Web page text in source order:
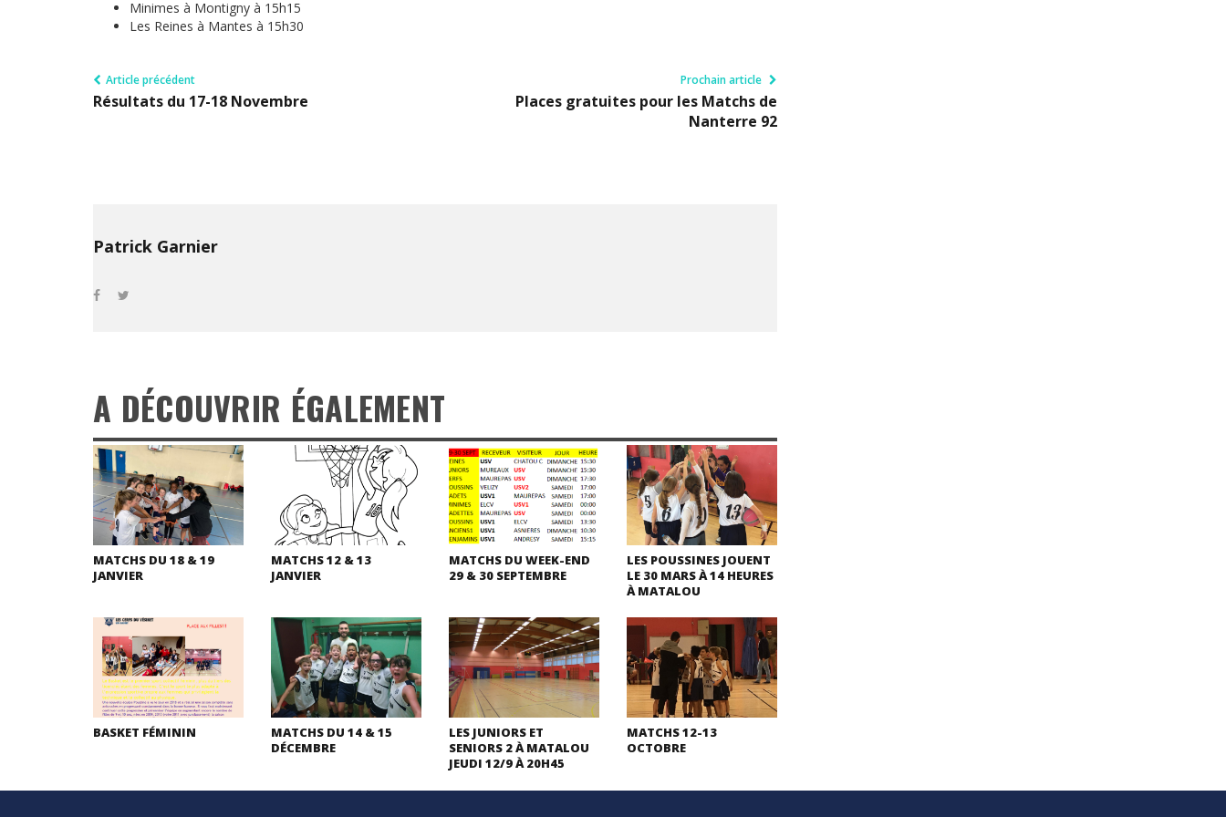
Minimes à Montigny à 15h15
Les Reines à Mantes à 15h30
Article précédent
Résultats du 17-18 Novembre
Prochain article
Places gratuites pour les Matchs de
Nanterre 92
Patrick Garnier
A DÉCOUVRIR ÉGALEMENT
MATCHS DU 18 & 19
JANVIER
MATCHS 12 & 13
JANVIER
MATCHS DU WEEK-END
29 & 30 SEPTEMBRE
LES POUSSINES JOUENT
LE 30 MARS À 14 HEURES
À MATALOU
BASKET FÉMININ
MATCHS DU 14 & 15
DÉCEMBRE
LES JUNIORS ET
SENIORS 2 À MATALOU
JEUDI 12/9 À 20H45
MATCHS 12-13
OCTOBRE